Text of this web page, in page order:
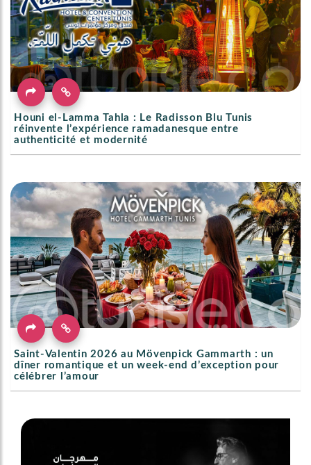
Houni el-Lamma Tahla : Le Radisson Blu Tunis
réinvente l’expérience ramadanesque entre
authenticité et modernité
Saint-Valentin 2026 au Mövenpick Gammarth : un
dîner romantique et un week-end d’exception pour
célébrer l’amour